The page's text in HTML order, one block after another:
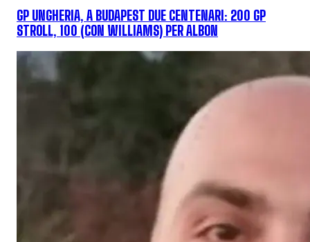
GP UNGHERIA, A BUDAPEST DUE CENTENARI: 200 GP
STROLL, 100 (CON WILLIAMS) PER ALBON